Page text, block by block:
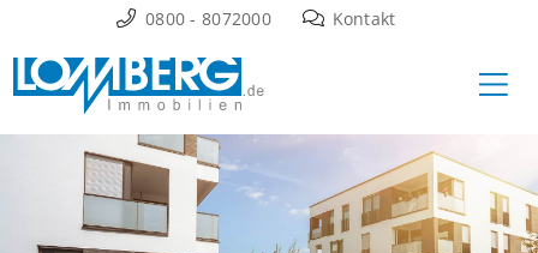
Inhalt
springen
0800 - 8072000 Kontakt